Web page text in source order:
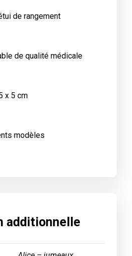
de rangement
de qualité médicale
x 5 cm
additionnelle